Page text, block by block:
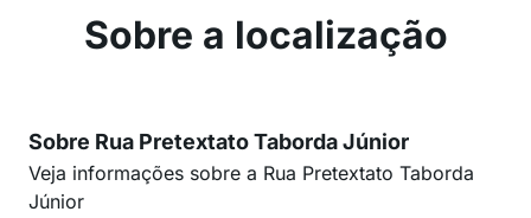
Sobre a localização
Sobre Rua Pretextato Taborda Júnior
Veja informações sobre a Rua Pretextato Taborda
Júnior